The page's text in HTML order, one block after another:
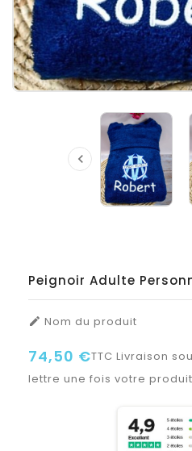

Peignoir Adulte
 Nom du produit
74,50 €TTC Livraison
lettre une fois votre